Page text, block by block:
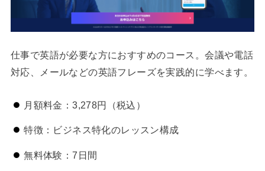
仕事で英語が必要な方におすすめのコース。会議や電話
対応、メールなどの英語フレーズを実践的に学べます。
月額料金：3,278円（税込）
特徴：ビジネス特化のレッスン構成
無料体験：7日間